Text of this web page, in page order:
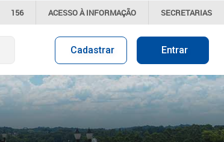
156 ACESSO ÀINFORMAÇÃO SECRETARIAS
Cadastrar Entrar